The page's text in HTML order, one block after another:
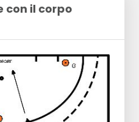
con il corpo